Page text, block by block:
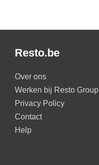
Resto.be
Over ons
Werken bij Resto Group
Privacy Policy
Contact
Help